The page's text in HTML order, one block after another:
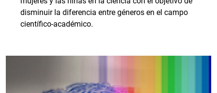
disminuir la diferencia entre géneros en el campo
científico-académico.